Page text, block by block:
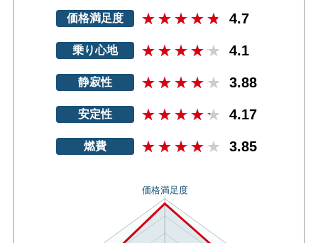
価格満足度 4.7
乗り心地 4.1
静寂性 3.88
安定性 4.17
燃費 3.85